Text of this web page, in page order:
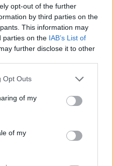
opt-out of the further
by third parties on the
This information may
parties on the IAB’s List of
further disclose it to other
uses one or more Google
behaviour. You may click to
and its third-party tags to
purposes in below Google
Opt Outs
of my
of my
τα «πράσινα»,
σπίτια για τις
λίστα με τα μεγάλα